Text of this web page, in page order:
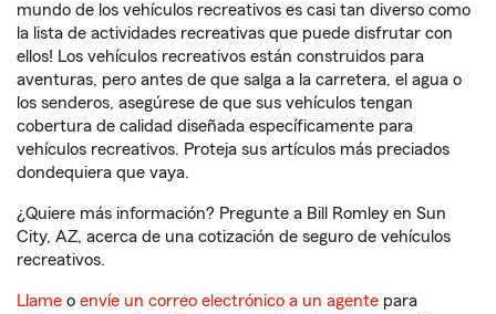
mundo de los vehículos recreativos es casi tan diverso como
la lista de actividades recreativas que puede disfrutar con
ellos! Los vehículos recreativos están construidos para
aventuras, pero antes de que salga a la carretera, el agua o
los senderos, asegúrese de que sus vehículos tengan
cobertura de calidad diseñada específicamente para
vehículos recreativos. Proteja sus artículos más preciados
dondequiera que vaya.
¿Quiere más información? Pregunte a Bill Romley en Sun
City, AZ, acerca de una cotización de seguro de vehículos
recreativos.
Llame o envíe un correo electrónico a un agente para